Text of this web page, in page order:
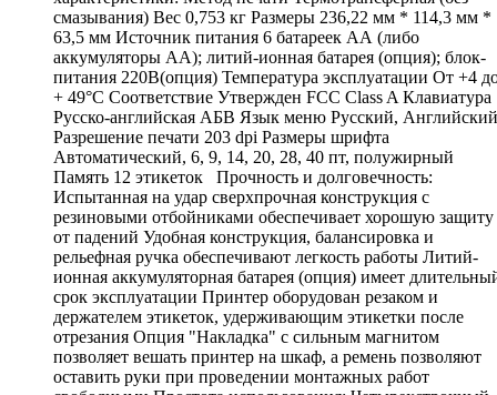
смазывания) Вес 0,753 кг Размеры 236,22 мм * 114,3 мм *
63,5 мм Источник питания 6 батареек АА (либо
аккумуляторы АА); литий-ионная батарея (опция); блок-
питания 220В(опция) Температура эксплуатации От +4
+ 49°С Соответствие Утвержден FCC Class A Клавиатура
Русско-английская АБВ Язык меню Русский, Английский
Разрешение печати 203 dpi Размеры шрифта
Автоматический, 6, 9, 14, 20, 28, 40 пт, полужирный
Память 12 этикеток Прочность и долговечность:
Испытанная на удар сверхпрочная конструкция с
резиновыми отбойниками обеспечивает хорошую защиту
от падений Удобная конструкция, балансировка и
рельефная ручка обеспечивают легкость работы Литий-
ионная аккумуляторная батарея (опция) имеет
срок эксплуатации Принтер оборудован резаком и
держателем этикеток, удерживающим этикетки после
отрезания Опция "Накладка" с сильным магнитом
позволяет вешать принтер на шкаф, а ремень позволяют
оставить руки при проведении монтажных работ